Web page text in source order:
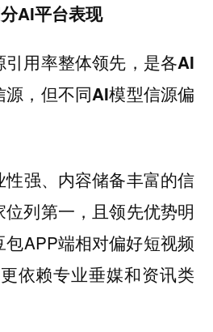
AI平台表现
用率整体领先，是各AI
，但不同AI模型信源偏
性强、内容储备丰富的信
列第一，且领先优势明
APP端相对偏好短视频
依赖专业垂媒和资讯类